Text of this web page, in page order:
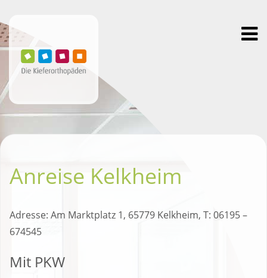
Anreise Kelkheim
Adresse: Am Marktplatz 1, 65779 Kelkheim, T: 06195 –
674545
Mit PKW